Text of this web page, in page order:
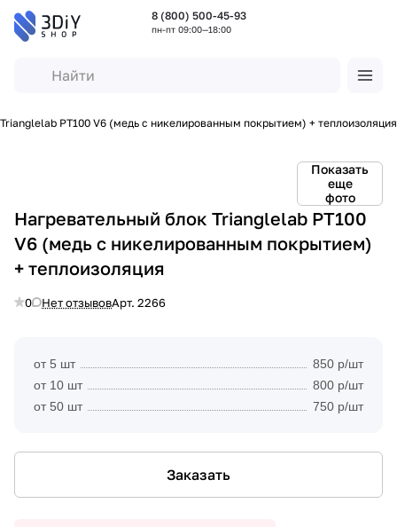
8 (800) 500-45-93
пн-пт 09:00—18:00
PT100 V6 (медь с никелированным покрытием) + теплоизоляция
Показать
еще
фото
Нагревательный блок Trianglelab PT100
V6 (медь с никелированным покрытием)
+ теплоизоляция
0 Нет отзывовАрт. 2266
от 5 шт
850 р/шт
от 10 шт
800 р/шт
от 50 шт
750 р/шт
Заказать